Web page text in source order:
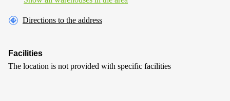
Directions to the address
Facilities
The location is not provided with specific facilities